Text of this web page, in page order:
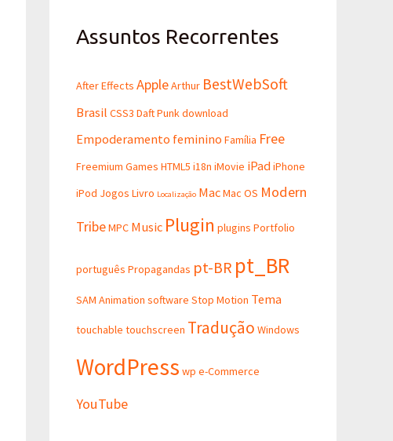
Assuntos Recorrentes
After Effects AppleArthur BestWebSoft
Brasil CSS3 Daft Punkdownload
Empoderamento feminino Família Free
Freemium Games HTML5 i18n iMovie iPad iPhone
iPod Jogos Livro Localização MacMac OS Modern
TribeMPC Music Plugin plugins Portfolio
português Propagandas pt-BR pt_BR
SAM Animation software Stop Motion Tema
touchable touchscreen Tradução Windows
WordPress wp e-Commerce
YouTube